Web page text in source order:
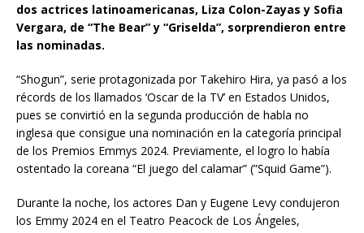
dos actrices latinoamericanas, Liza Colon-Zayas y Sofia
Vergara, de “The Bear” y “Griselda”, sorprendieron entre
las nominadas.
“Shogun”, serie protagonizada por Takehiro Hira, ya pasó a los
récords de los llamados ‘Oscar de la TV’ en Estados Unidos,
pues se convirtió en la segunda producción de habla no
inglesa que consigue una nominación en la categoría principal
de los Premios Emmys 2024. Previamente, el logro lo había
ostentado la coreana “El juego del calamar” (”Squid Game”).
Durante la noche, los actores Dan y Eugene Levy condujeron
los Emmy 2024 en el Teatro Peacock de Los Ángeles,